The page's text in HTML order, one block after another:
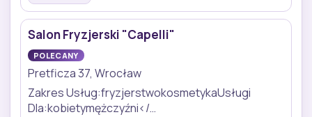
Salon Fryzjerski "Capelli"
POLECANY
Pretficza 37, Wrocław
Zakres Usług:fryzjerstwokosmetykaUsługi
Dla:kobietymężczyźni</…